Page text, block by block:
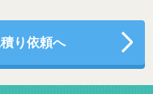
り依頼へ